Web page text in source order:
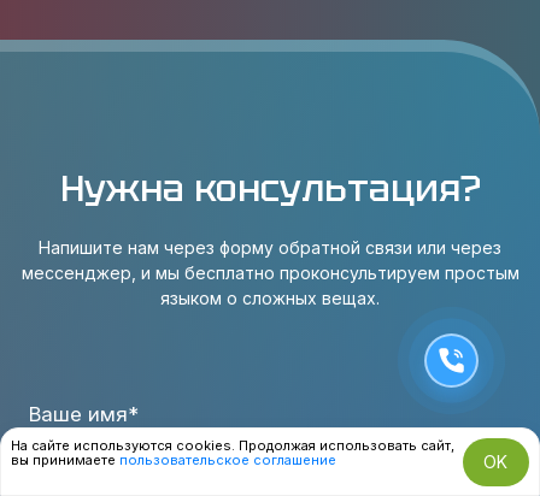
Нужна консультация?
Напишите нам через форму обратной связи или через
мессенджер, и мы бесплатно проконсультируем простым
языком о сложных вещах.
Ваше имя*
На сайте используются cookies. Продолжая использовать сайт,
вы принимаете пользовательское соглашение OK